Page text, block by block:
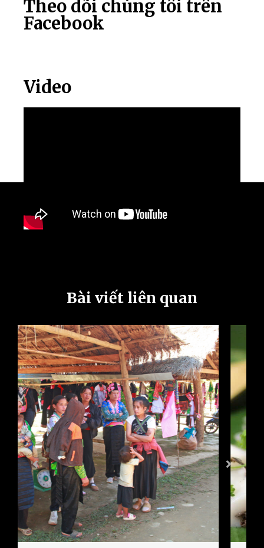
Theo dõi chúng tôi trên
Facebook
Video
Bài viết liên quan